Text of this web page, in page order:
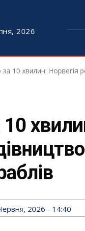
2026
за 10 хвилин: Норвегія
2026 - 14:40